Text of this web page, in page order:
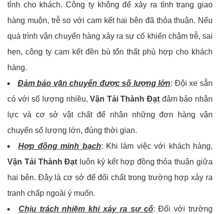
tỉnh cho khách. Công ty không để xảy ra tình trạng giao
hàng muộn, trễ so với cam kết hai bên đã thỏa thuận. Nếu
quá trình vận chuyển hàng xảy ra sự cố khiến chậm trễ, sai
hẹn, công ty cam kết đền bù tổn thất phù hợp cho khách
hàng.
Đảm bảo vận chuyển được số lượng lớn: Đội xe sẵn
có với số lượng nhiều,Vận Tải Thành Đạt đảm bảo nhân
lực và cơ sở vật chất để nhận những đơn hàng vận
chuyển số lượng lớn, đúng thời gian.
Hợp đồng minh bạch: Khi làm việc với khách hàng,
Vận Tải Thành Đạt luôn ký kết hợp đồng thỏa thuận giữa
hai bên. Đây là cơ sở để đối chất trong trường hợp xảy ra
tranh chấp ngoài ý muốn.
Chịu trách nhiệm khi xảy ra sự cố: Đối với trường